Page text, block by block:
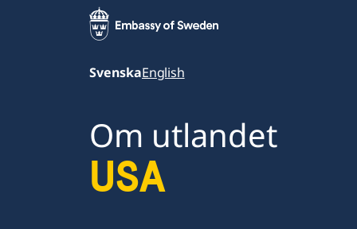
SvenskaEnglish
Om utlandet
USA